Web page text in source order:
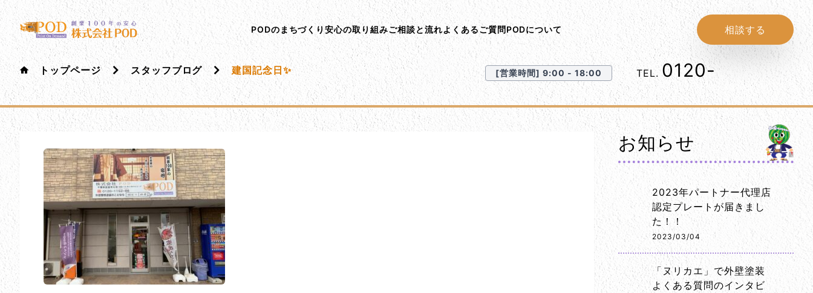
メインコンテンツにスキップ
株式会社ペイント・オン・デマンド
千葉の外壁塗装・屋根塗装なら創業100年の安心 ペイント･オン･デマンド
PODのまちづくり安心の取り組みご相談と流れよくあるご質問PODについて 相談する
トップページ スタッフブログ 建国記念日✨ [営業時間] 9:00 - 18:00 TEL.0120-1152-86
お知らせ
2023年パートナー代理店
認定プレートが届きまし
た！！
2023/03/04
「ヌリカエ」で外壁塗装
よくある質問のインタビ